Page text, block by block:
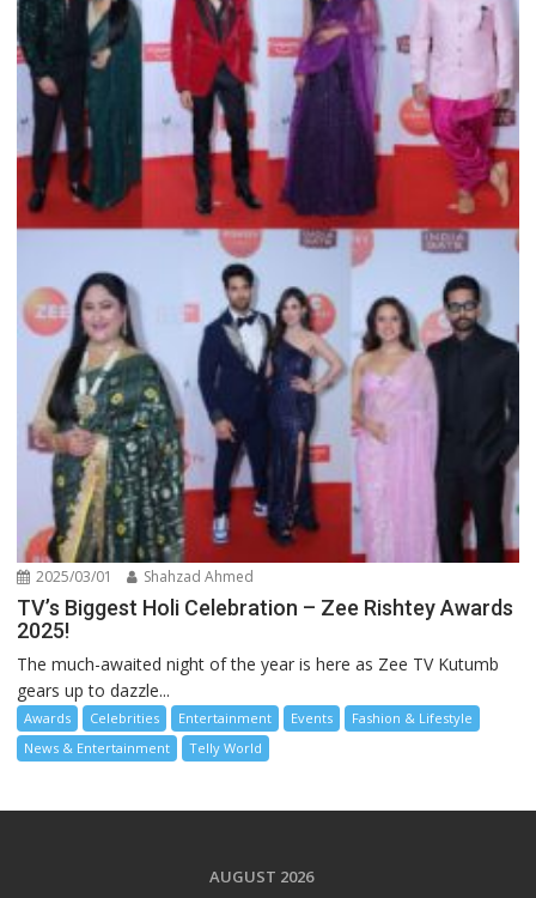
2025/03/01 Shahzad Ahmed
TV’s Biggest Holi Celebration – Zee Rishtey Awards
2025!
The much-awaited night of the year is here as Zee TV Kutumb
gears up to dazzle...
Awards Celebrities Entertainment Events
Fashion & Lifestyle
News & Entertainment
Telly World
AUGUST 2026